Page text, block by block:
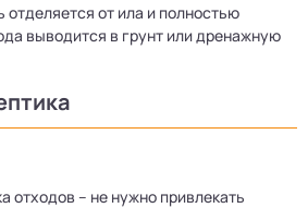
отделяется от ила и полностью
выводится в грунт или дренажную
отходов – не нужно привлекать